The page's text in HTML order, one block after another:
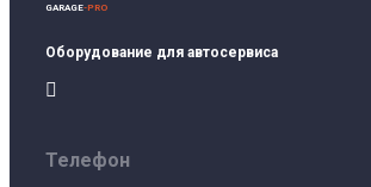
GARAGE-PRO
Оборудование для автосервиса

Телефон